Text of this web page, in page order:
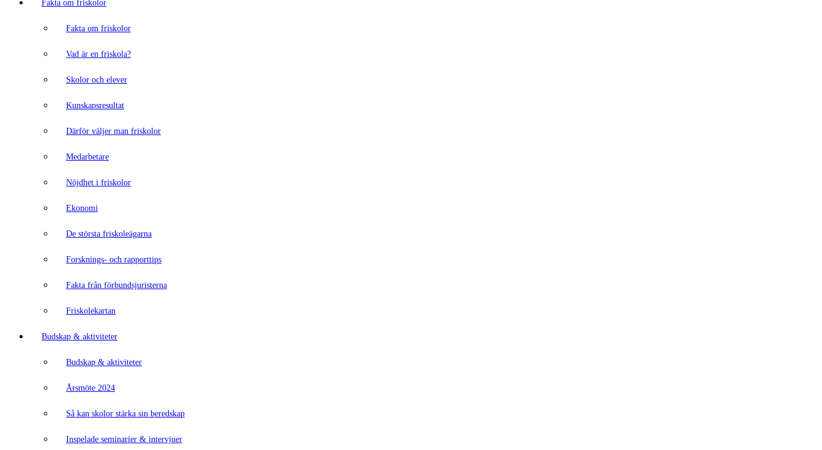
Fakta om friskolor
Fakta om friskolor
Vad är en friskola?
Skolor och elever
Kunskapsresultat
Därför väljer man friskolor
Medarbetare
Nöjdhet i friskolor
Ekonomi
De största friskoleägarna
Forsknings- och rapporttips
Fakta från förbundsjuristerna
Friskolekartan
Budskap & aktiviteter
Budskap & aktiviteter
Årsmöte 2024
Så kan skolor stärka sin beredskap
Inspelade seminarier & intervjuer